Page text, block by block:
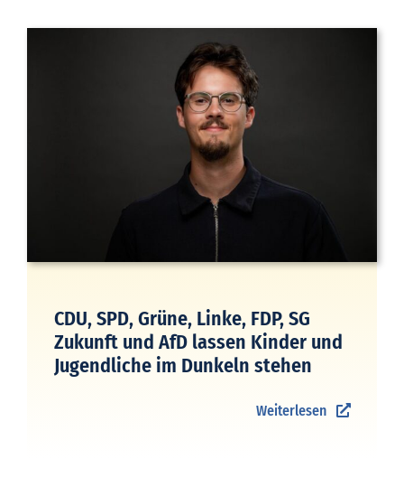
CDU, SPD, Grüne, Linke, FDP, SG
Zukunft und AfD lassen Kinder und
Jugendliche im Dunkeln stehen
Weiterlesen